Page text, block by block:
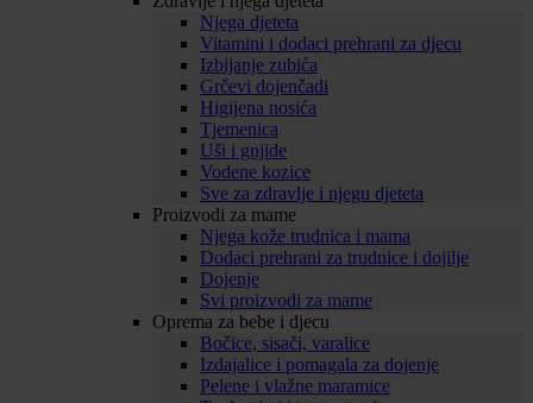
Njega djeteta
Vitamini i dodaci prehrani za djecu
Izbijanje zubića
Grčevi dojenčadi
Higijena nosića
Tjemenica
Uši i gnjide
Vodene kozice
Sve za zdravlje i njegu djeteta
Proizvodi za mame
Njega kože trudnica i mama
Dodaci prehrani za trudnice i dojilje
Dojenje
Svi proizvodi za mame
Oprema za bebe i djecu
Bočice, sisači, varalice
Izdajalice i pomagala za dojenje
Pelene i vlažne maramice